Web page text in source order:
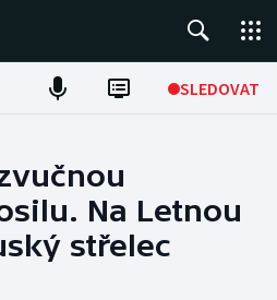
SLEDOVAT
Na Letnou
střelec